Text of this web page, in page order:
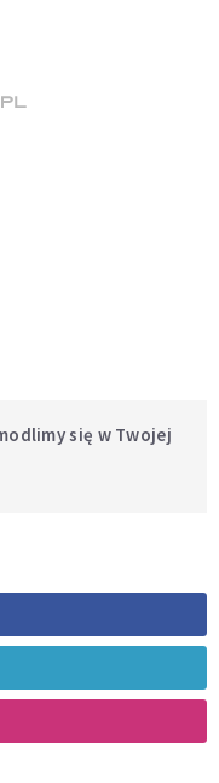
się w Twojej